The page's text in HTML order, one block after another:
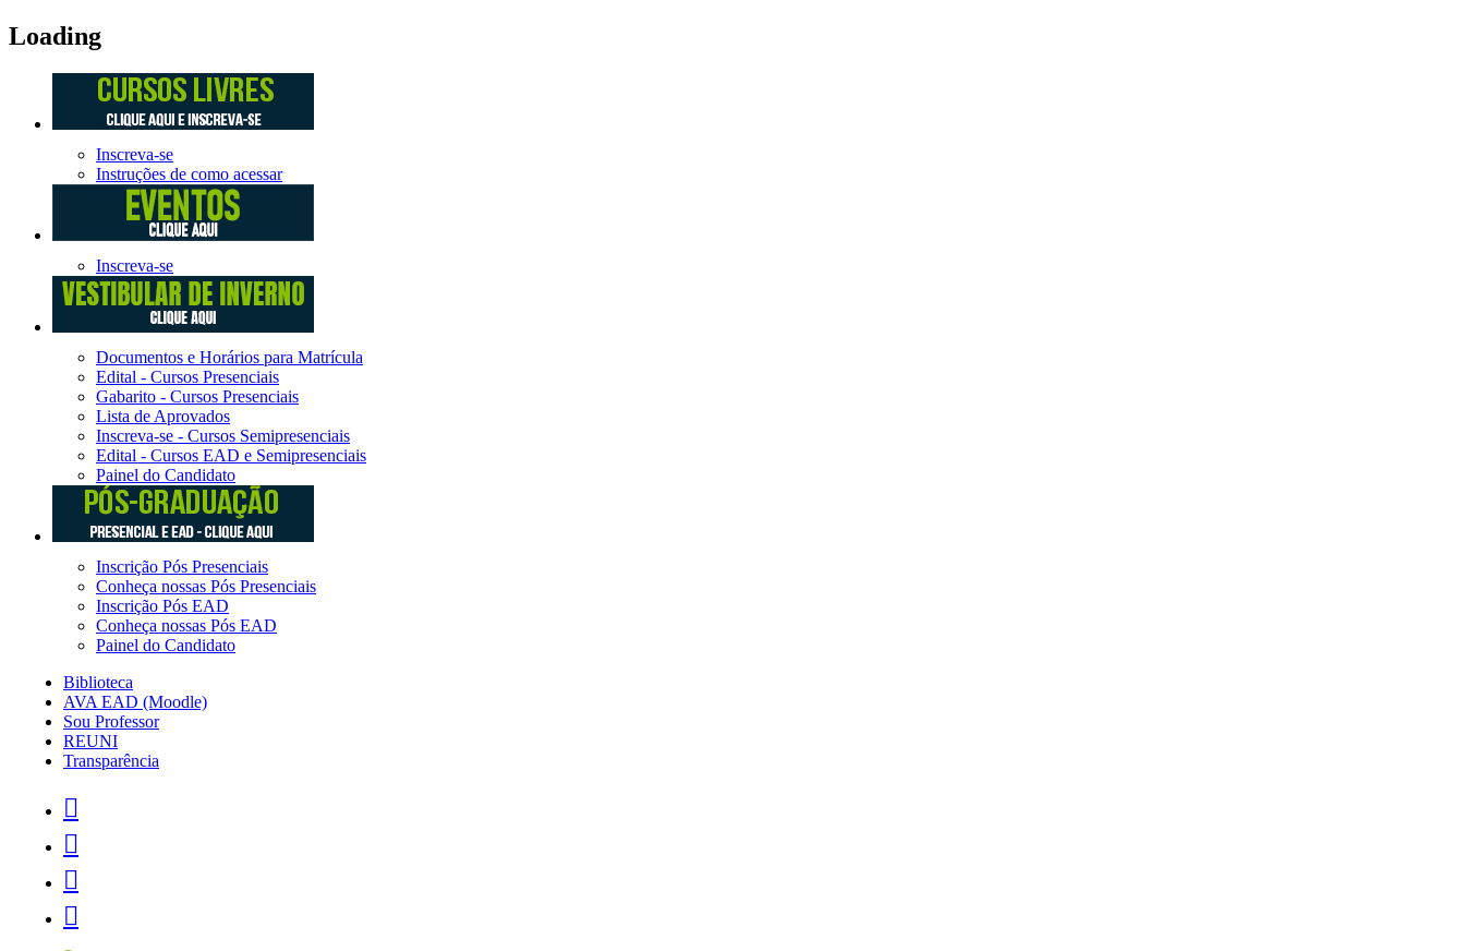
Loading
Inscreva-se
Instruções de como acessar
Inscreva-se
Documentos e Horários para Matrícula
Edital - Cursos Presenciais
Gabarito - Cursos Presenciais
Lista de Aprovados
Inscreva-se - Cursos Semipresenciais
Edital - Cursos EAD e Semipresenciais
Painel do Candidato
Inscrição Pós Presenciais
Conheça nossas Pós Presenciais
Inscrição Pós EAD
Conheça nossas Pós EAD
Painel do Candidato
Biblioteca
AVA EAD (Moodle)
Sou Professor
REUNI
Transparência



